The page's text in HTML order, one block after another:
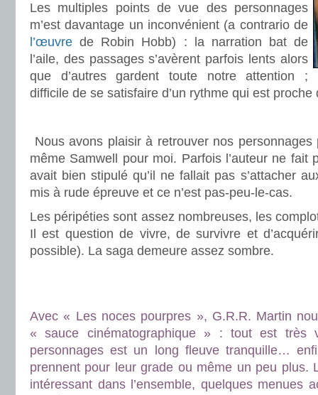
Les multiples points de vue des personnages
m’est davantage un inconvénient (a contrario de
l’œuvre de Robin Hobb) : la narration bat de
l’aile, des passages s’avèrent parfois lents alors
que d’autres gardent toute notre attention ;
difficile de se satisfaire d’un rythme qui est proche
Nous avons plaisir à retrouver nos personnages
même Samwell pour moi. Parfois l’auteur ne fait
avait bien stipulé qu’il ne fallait pas s’attacher
mis à rude épreuve et ce n’est pas-peu-le-cas.
Les péripéties sont assez nombreuses, les
Il est question de vivre, de survivre et
possible). La saga demeure assez sombre.
Avec « Les noces pourpres », G.R.R. Martin
« sauce cinématographique » : tout est très
personnages est un long fleuve tranquille…
prennent pour leur grade ou même un peu plus.
intéressant dans l’ensemble, quelques menues